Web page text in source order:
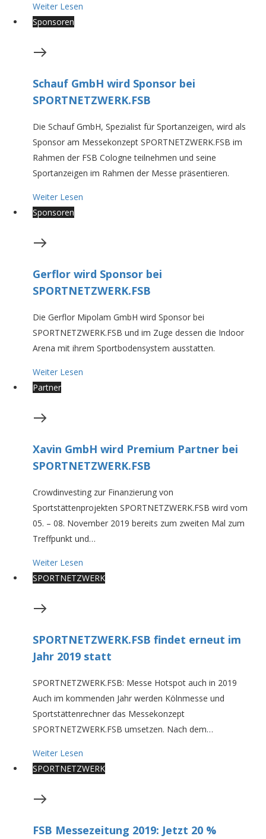
Weiter Lesen
Sponsoren
Schauf GmbH wird Sponsor bei
SPORTNETZWERK.FSB
Die Schauf GmbH, Spezialist für Sportanzeigen, wird als
Sponsor am Messekonzept SPORTNETZWERK.FSB im
Rahmen der FSB Cologne teilnehmen und seine
Sportanzeigen im Rahmen der Messe präsentieren.
Weiter Lesen
Sponsoren
Gerflor wird Sponsor bei
SPORTNETZWERK.FSB
Die Gerflor Mipolam GmbH wird Sponsor bei
SPORTNETZWERK.FSB und im Zuge dessen die Indoor
Arena mit ihrem Sportbodensystem ausstatten.
Weiter Lesen
Partner
Xavin GmbH wird Premium Partner bei
SPORTNETZWERK.FSB
Crowdinvesting zur Finanzierung von
Sportstättenprojekten SPORTNETZWERK.FSB wird vom
05. – 08. November 2019 bereits zum zweiten Mal zum
Treffpunkt und…
Weiter Lesen
SPORTNETZWERK
SPORTNETZWERK.FSB findet erneut im
Jahr 2019 statt
SPORTNETZWERK.FSB: Messe Hotspot auch in 2019
Auch im kommenden Jahr werden Kölnmesse und
Sportstättenrechner das Messekonzept
SPORTNETZWERK.FSB umsetzen. Nach dem…
Weiter Lesen
SPORTNETZWERK
FSB Messezeitung 2019: Jetzt 20 %